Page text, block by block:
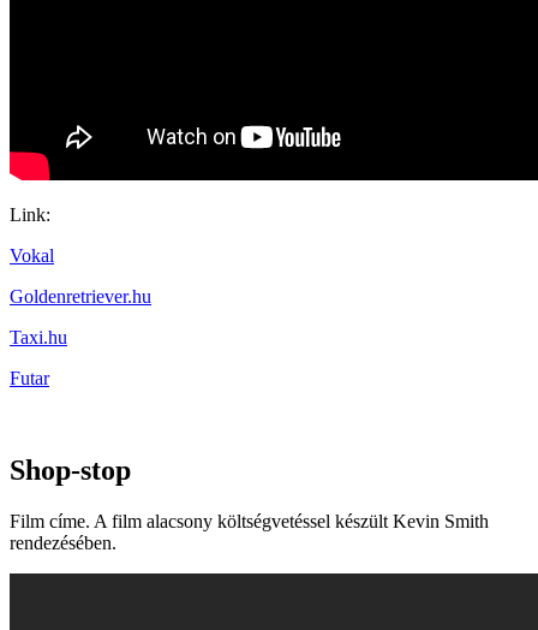
Link:
Vokal
Goldenretriever.hu
Taxi.hu
Futar
Shop-stop
Film címe. A film alacsony költségvetéssel készült Kevin Smith
rendezésében.